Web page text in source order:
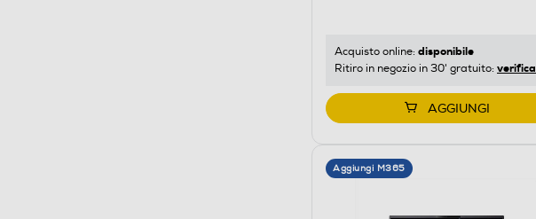
Acquisto online: disponibile
Ritiro in negozio in 30' gratuito: verifica
AGGIUNGI
Aggiungi M365